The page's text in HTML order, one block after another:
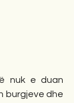
nuk e duan
burgjeve dhe